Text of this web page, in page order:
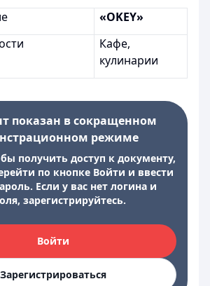
«OKEY»
Кафе,
кулинарии
показан в сокращенном
режиме
получить доступ к документу,
по кнопке Войти и ввести
Если у вас нет логина и
зарегистрируйтесь.
Войти
Зарегистрироваться